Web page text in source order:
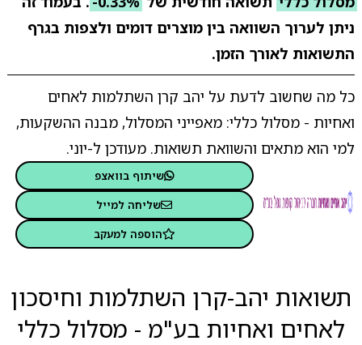
ניתן לערוך השוואה בין מוצרים דומים ולצפות בגרף
התשואות לאורך הזמן.
כל מה שחשוב לדעת על יהב קרן השתלמות לאחים
ואחיות - מסלול כללי: מאפייני המסלול, מבנה ההשקעות,
למי הוא מתאים והשוואת תשואות. מעודכן ל-יוני.
שיתוף בוואצפ
שליחה למייל
הוספה למעקב
תשואות יהב-קרן השתלמות וחיסכון
לאחים ואחיות בע"מ - מסלול כללי